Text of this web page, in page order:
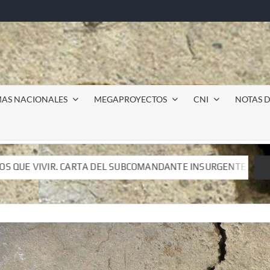
NACIONALES MEGAPROYECTOS CNI NOTAS
INSURGENTE MOISÉS A LUIS DE TAVIRA
INSURGENTE MOISÉS A LUIS DE TAVIRA